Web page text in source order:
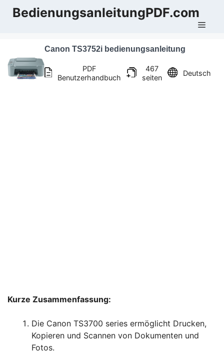
Zum
InhaltBedienungsanleitungPDF.com
Canon TS3752i bedienungsanleitung
PDF
Benutzerhandbuch
467
seiten
Deutsch
Kurze Zusammenfassung:
Die Canon TS3700 series ermöglicht Drucken,
Kopieren und Scannen von Dokumenten und
Fotos.